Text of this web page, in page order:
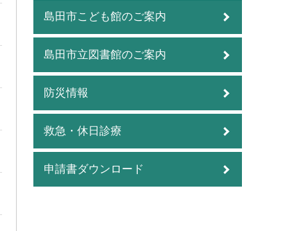
島田市こども館のご案内
島田市立図書館のご案内
防災情報
救急・休日診療
申請書ダウンロード